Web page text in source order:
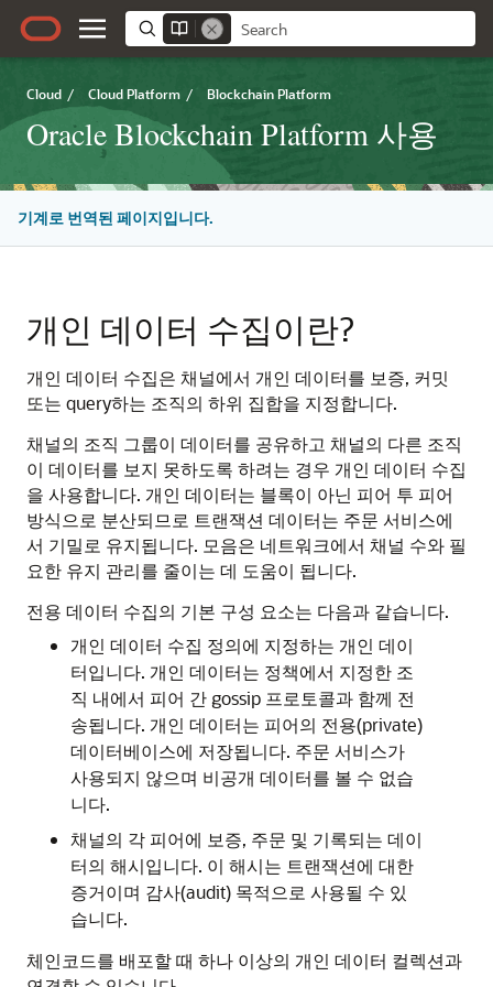
Cloud / Cloud Platform / Blockchain Platform
Oracle Blockchain Platform 사용
기계로 번역된 페이지입니다.
개인 데이터 수집이란?
개인 데이터 수집은 채널에서 개인 데이터를 보증, 커밋
또는 query하는 조직의 하위 집합을 지정합니다.
채널의 조직 그룹이 데이터를 공유하고 채널의 다른 조직
이 데이터를 보지 못하도록 하려는 경우 개인 데이터 수집
을 사용합니다. 개인 데이터는 블록이 아닌 피어 투 피어
방식으로 분산되므로 트랜잭션 데이터는 주문 서비스에
서 기밀로 유지됩니다. 모음은 네트워크에서 채널 수와 필
요한 유지 관리를 줄이는 데 도움이 됩니다.
전용 데이터 수집의 기본 구성 요소는 다음과 같습니다.
개인 데이터 수집 정의에 지정하는 개인 데이
터입니다. 개인 데이터는 정책에서 지정한 조
직 내에서 피어 간 gossip 프로토콜과 함께 전
송됩니다. 개인 데이터는 피어의 전용(private)
데이터베이스에 저장됩니다. 주문 서비스가
사용되지 않으며 비공개 데이터를 볼 수 없습
니다.
채널의 각 피어에 보증, 주문 및 기록되는 데이
터의 해시입니다. 이 해시는 트랜잭션에 대한
증거이며 감사(audit) 목적으로 사용될 수 있
습니다.
체인코드를 배포할 때 하나 이상의 개인 데이터 컬렉션과